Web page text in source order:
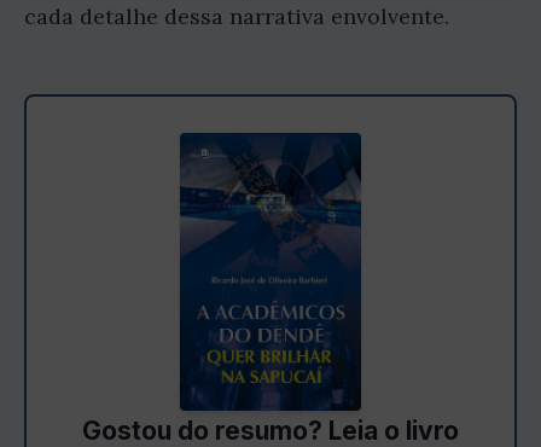
cada detalhe dessa narrativa envolvente.
Gostou do resumo? Leia o livro